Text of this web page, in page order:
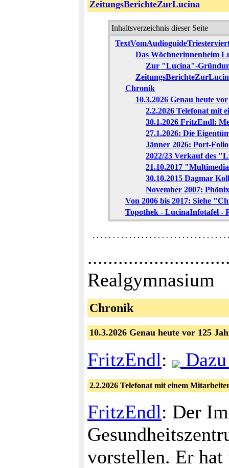
ZeitungsBerichteZurLucina
Inhaltsverzeichnis dieser Seite
Das Wöchnerinnenheim
Zur "Lucina"-
Chronik
10.3.2026 Genau heute
2.2.2026 Telefonat mit
30.1.2026 FritzEndl:
27.1.2026: Die
Jänner 2026: Port-
2022/23 Verkauf des
21.10.2017
30.10.2015 Dagmar
November 2007:
Von 2006 bis 2017: Siehe
Topothek - LucinaInfotafel -
Realgymnasium
Chronik
10.3.2026 Genau heute vor 125
FritzEndl:
2.2.2026 Telefonat mit einem
FritzEndl: Der
vorstellen. Er